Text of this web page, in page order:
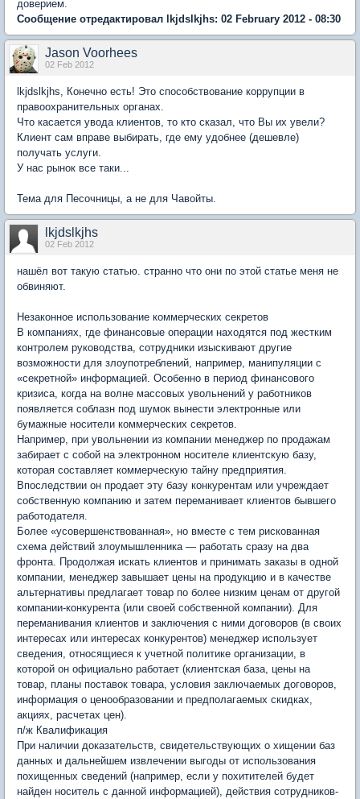
доверием.
Сообщение отредактировал lkjdslkjhs: 02 February 2012 - 08:30
Jason Voorhees
02 Feb 2012
lkjdslkjhs , Конечно есть! Это способствование коррупции в
правоохранительных органах.
Что касается увода клиентов, то кто сказал, что Вы их увели?
Клиент сам вправе выбирать, где ему удобнее (дешевле)
получать услуги.
У нас рынок все таки...
Тема для Песочницы, а не для Чавойты.
lkjdslkjhs
02 Feb 2012
нашёл вот такую статью. странно что они по этой статье меня не
обвиняют.
Незаконное использование коммерческих секретов
В компаниях, где финансовые операции находятся под жестким
контролем руководства, сотрудники изыскивают другие
возможности для злоупотреблений, например, манипуляции с
«секретной» информацией. Особенно в период финансового
кризиса, когда на волне массовых увольнений у работников
появляется соблазн под шумок вынести электронные или
бумажные носители коммерческих секретов.
Например, при увольнении из компании менеджер по продажам
забирает с собой на электронном носителе клиентскую базу,
которая составляет коммерческую тайну предприятия.
Впоследствии он продает эту базу конкурентам или учреждает
собственную компанию и затем переманивает клиентов бывшего
работодателя.
Более «усовершенствованная», но вместе с тем рискованная
схема действий злоумышленника — работать сразу на два
фронта. Продолжая искать клиентов и принимать заказы в одной
компании, менеджер завышает цены на продукцию и в качестве
альтернативы предлагает товар по более низким ценам от другой
компании-конкурента (или своей собственной компании). Для
переманивания клиентов и заключения с ними договоров (в своих
интересах или интересах конкурентов) менеджер использует
сведения, относящиеся к учетной политике организации, в
которой он официально работает (клиентская база, цены на
товар, планы поставок товара, условия заключаемых договоров,
информация о ценообразовании и предполагаемых скидках,
акциях, расчетах цен).
п/ж Квалификация
При наличии доказательств, свидетельствующих о хищении баз
данных и дальнейшем извлечении выгоды от использования
похищенных сведений (например, если у похитителей будет
найден носитель с данной информацией), действия сотрудников-